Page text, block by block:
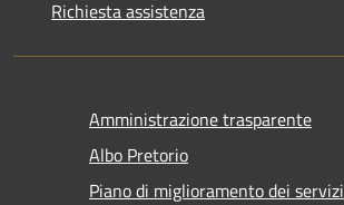
Richiesta assistenza
Amministrazione trasparente
Albo Pretorio
Piano di miglioramento dei servizi